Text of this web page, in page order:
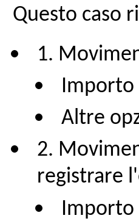
Questo caso
1.
Importo
Altre
2.
registrare
Importo